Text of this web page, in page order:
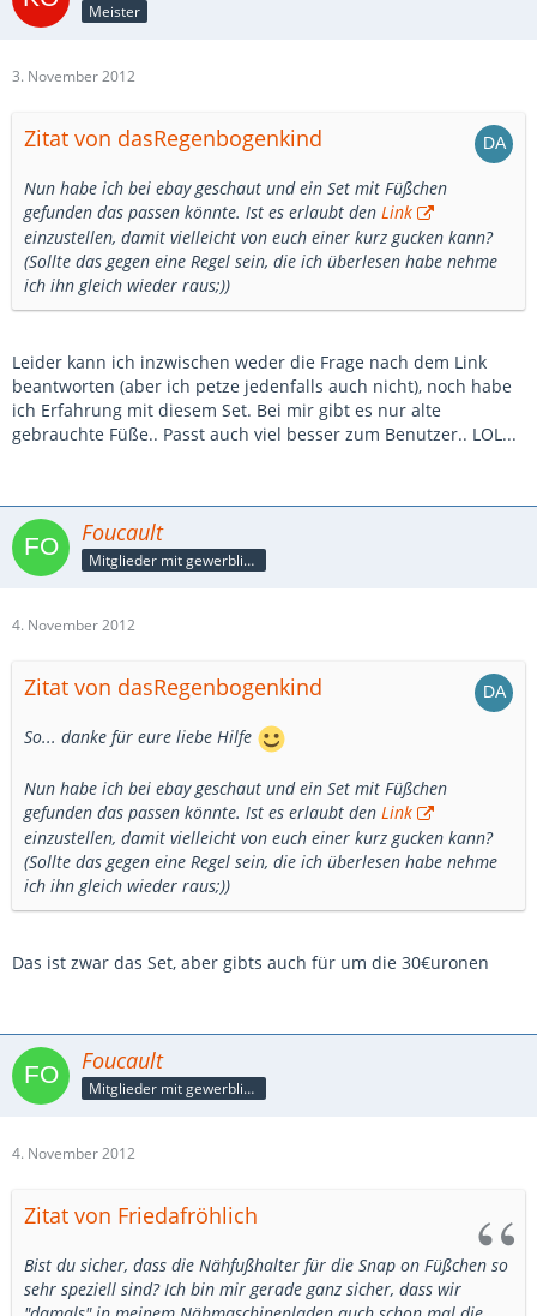
Meister
3. November 2012
Zitat von dasRegenbogenkind
Nun habe ich bei ebay geschaut und ein Set mit Füßchen
gefunden das passen könnte. Ist es erlaubt den Link
einzustellen, damit vielleicht von euch einer kurz gucken kann?
(Sollte das gegen eine Regel sein, die ich überlesen habe nehme
ich ihn gleich wieder raus;))
Leider kann ich inzwischen weder die Frage nach dem Link
beantworten (aber ich petze jedenfalls auch nicht), noch habe
ich Erfahrung mit diesem Set. Bei mir gibt es nur alte
gebrauchte Füße.. Passt auch viel besser zum Benutzer.. LOL...
Foucault
Mitglieder mit gewerblicher Verbindung, auch als Mitarbeiter/in
4. November 2012
Zitat von dasRegenbogenkind
So... danke für eure liebe Hilfe
Nun habe ich bei ebay geschaut und ein Set mit Füßchen
gefunden das passen könnte. Ist es erlaubt den Link
einzustellen, damit vielleicht von euch einer kurz gucken kann?
(Sollte das gegen eine Regel sein, die ich überlesen habe nehme
ich ihn gleich wieder raus;))
Das ist zwar das Set, aber gibts auch für um die 30€uronen
Foucault
Mitglieder mit gewerblicher Verbindung, auch als Mitarbeiter/in
4. November 2012
Zitat von Friedafröhlich
Bist du sicher, dass die Nähfußhalter für die Snap on Füßchen so
sehr speziell sind? Ich bin mir gerade ganz sicher, dass wir